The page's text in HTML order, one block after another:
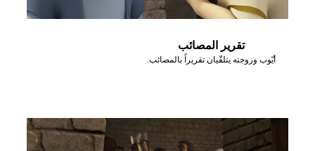
تقرير المصائب
أيّوب وزوجته يتلقّيان تقريراً بالمصائب.